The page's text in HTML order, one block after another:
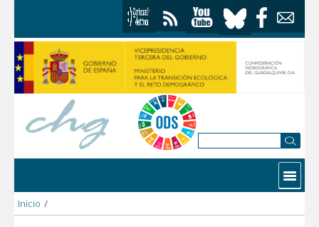
Contactar
Inicio /